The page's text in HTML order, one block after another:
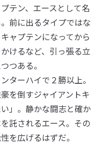
テン、エースとして名
前に出るタイプではな
ャプテンになってから
けるなど、引っ張る立
つある。
ターハイで２勝以上。
を倒すジャイアントキ
」。静かな闘志と確か
託されるエース。その
を広げるはずだ。